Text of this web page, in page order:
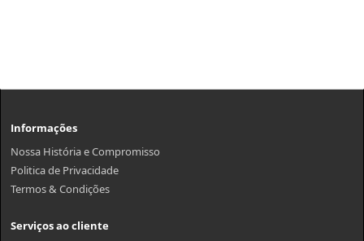
Informações
Nossa História e Compromisso
Politica de Privacidade
Termos & Condições
Serviços ao cliente